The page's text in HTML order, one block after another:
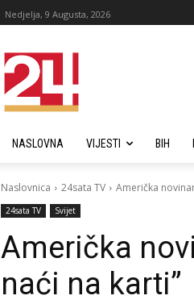
Nedjelja, 9 Augusta, 2026
NASLOVNA VIJESTI BIH
Naslovnica 24sata TV Američka
24sata TV Svijet
Američka
naći na karti”